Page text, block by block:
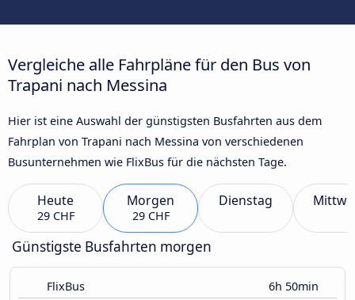
Vergleiche alle Fahrpläne für den Bus von
Trapani nach Messina
Hier ist eine Auswahl der günstigsten Busfahrten aus dem
Fahrplan von Trapani nach Messina von verschiedenen
Busunternehmen wie FlixBus für die nächsten Tage.
Heute
29 CHF
Morgen
29 CHF
Dienstag
Günstigste Busfahrten morgen
FlixBus 6h 50min